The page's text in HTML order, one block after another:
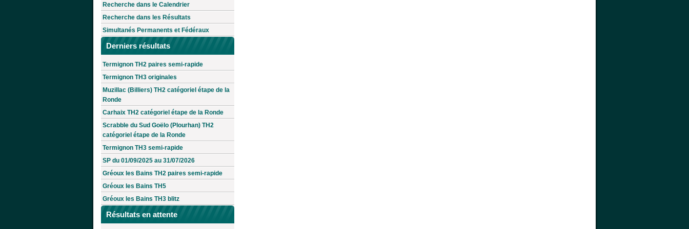
Recherche dans le Calendrier
Recherche dans les Résultats
Simultanés Permanents et Fédéraux
Derniers résultats
Termignon TH2 paires semi-rapide
Termignon TH3 originales
Muzillac (Billiers) TH2 catégoriel étape de la
Ronde
Carhaix TH2 catégoriel étape de la Ronde
Scrabble du Sud Goëlo (Plourhan) TH2
catégoriel étape de la Ronde
Termignon TH3 semi-rapide
SP du 01/09/2025 au 31/07/2026
Gréoux les Bains TH2 paires semi-rapide
Gréoux les Bains TH5
Gréoux les Bains TH3 blitz
Résultats en attente